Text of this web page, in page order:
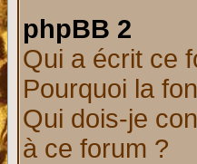
phpBB 2
Qui a écrit ce
Pourquoi la
Qui dois-je
à ce forum ?